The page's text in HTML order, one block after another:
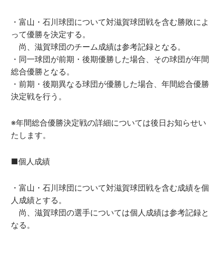
・富山・石川球団について対滋賀球団戦を含む勝敗によ
って優勝を決定する。
尚、滋賀球団のチーム成績は参考記録となる。
・同一球団が前期・後期優勝した場合、その球団が年間
総合優勝となる。
・前期・後期異なる球団が優勝した場合、年間総合優勝
決定戦を行う。
※年間総合優勝決定戦の詳細については後日お知らせい
たします。
■個人成績
・富山・石川球団について対滋賀球団戦を含む成績を個
人成績とする。
尚、滋賀球団の選手については個人成績は参考記録と
なる。